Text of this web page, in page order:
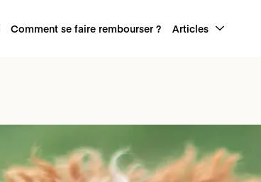
Comment se faire rembourser ? Articles